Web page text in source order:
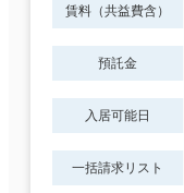
賃料（共益費含）
預託金
入居可能日
一括請求リスト
エリアを追加・変更する
滋賀県
駅徒歩
3分以内
5分以内